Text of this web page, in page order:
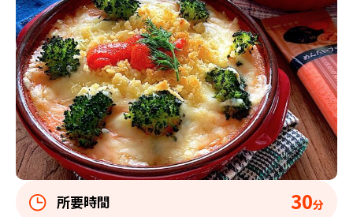
所要時間 30分